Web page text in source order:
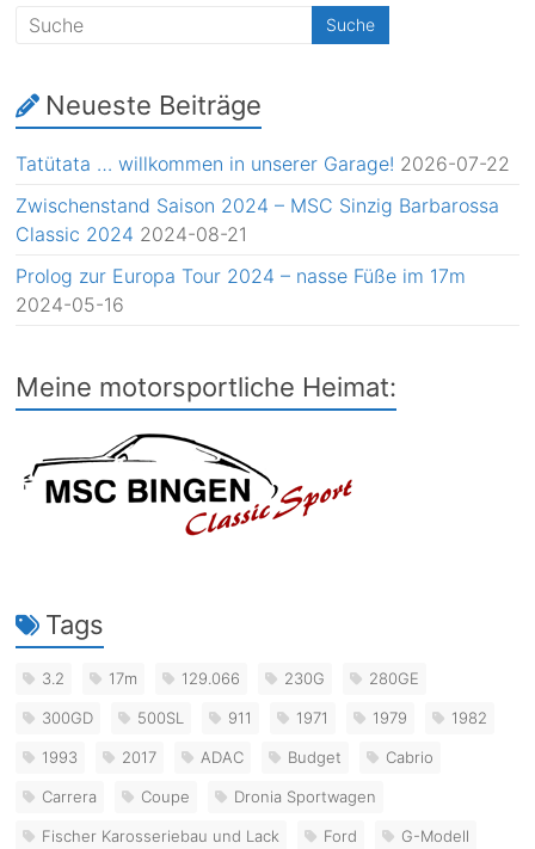
Neueste Beiträge
Tatütata … willkommen in unserer Garage! 2026-07-22
Zwischenstand Saison 2024 – MSC Sinzig Barbarossa
Classic 2024 2024-08-21
Prolog zur Europa Tour 2024 – nasse Füße im 17m
2024-05-16
Meine motorsportliche Heimat:
Tags
3.2 17m 129.066 230G 280GE
300GD 500SL 911 1971 1979 1982
1993 2017 ADAC Budget Cabrio
Carrera Coupe Dronia Sportwagen
Fischer Karosseriebau und Lack Ford G-Modell